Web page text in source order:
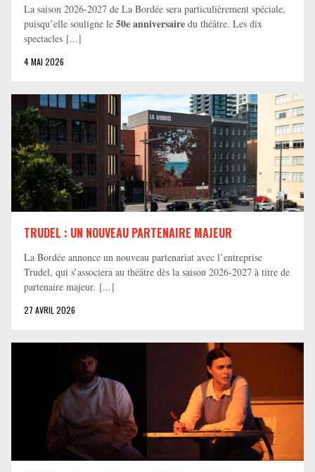
La saison 2026-2027 de La Bordée sera particulièrement spéciale,
puisqu’elle souligne le 50e anniversaire du théâtre. Les dix
spectacles [...]
4 MAI 2026
TRUDEL : UN NOUVEAU PARTENAIRE MAJEUR
La Bordée annonce un nouveau partenariat avec l’entreprise
Trudel, qui s’associera au théâtre dès la saison 2026-2027 à titre de
partenaire majeur. [...]
27 AVRIL 2026